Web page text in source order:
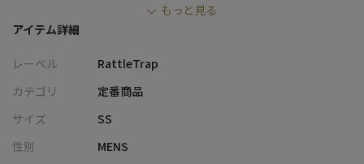
レザージャケットからキレイめシャツまで何でも合わせられる最
強ボトム。
アイテムです。
1度履いたらやめられなくなる履き心地。是非この履き心地を体感
ブラックは定番のハイパーストレッチデニム生地を使用し、安定
もっと見る
アイテム詳細
レーベル
RattleTrap
カテゴリ
定番商品
サイズ
SS
性別
MENS